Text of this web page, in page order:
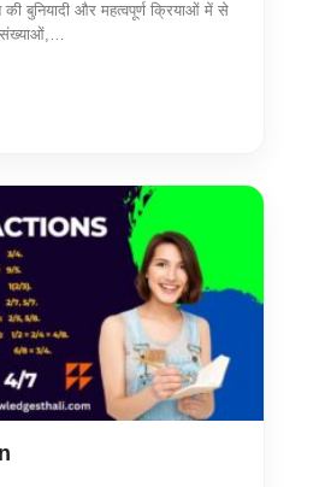
बुनियादी और महत्वपूर्ण क्रियाओं में से
संख्याओं,…